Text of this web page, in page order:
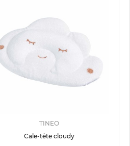
TINEO
Cale-tête cloudy